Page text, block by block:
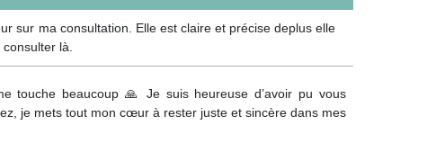
sur ma consultation. Elle est claire et précise deplus elle
là.
touche beaucoup 🙏 Je suis heureuse d’avoir pu vous
je mets tout mon cœur à rester juste et sincère dans mes